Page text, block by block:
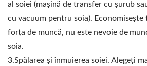
al soiei (mașină de transfer cu șurub
cu vacuum pentru soia).
forța de muncă, nu este nevoie de
soia.
3.Spălarea și înmuierea soiei. Alegeți